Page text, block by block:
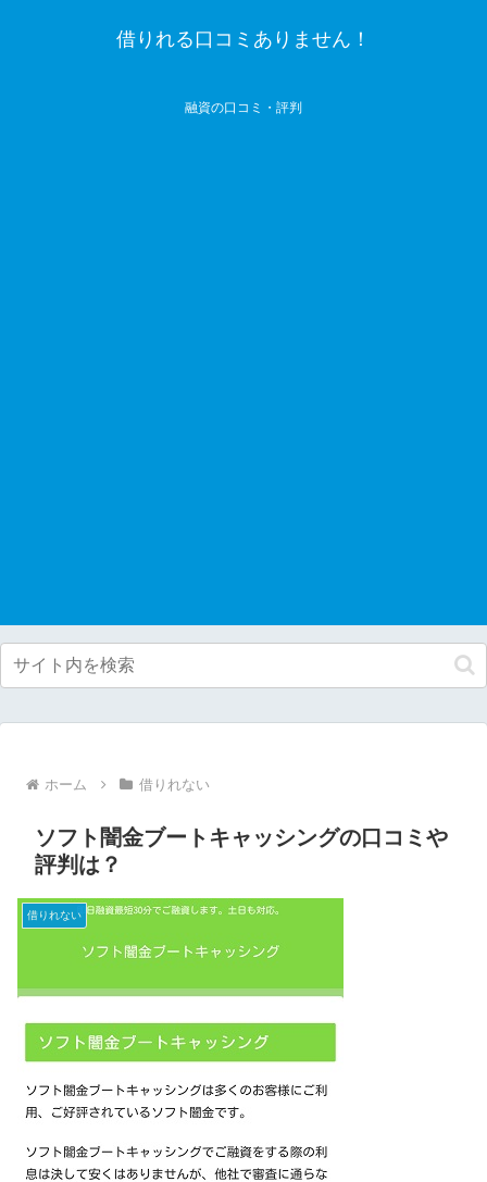
借りれる口コミありません！
融資の口コミ・評判
ホーム 借りれない
ソフト闇金ブートキャッシングの口コミや
評判は？
借りれない